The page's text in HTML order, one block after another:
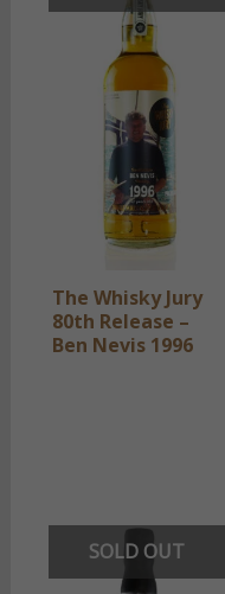
The Whisky Jury
80th Release –
Ben Nevis 1996
SOLD OUT